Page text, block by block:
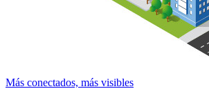
Más conectados, más visibles